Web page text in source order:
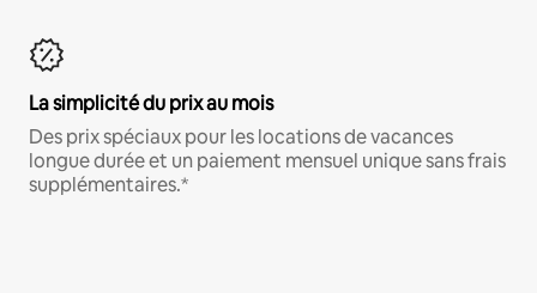
La simplicité du prix au mois
Des prix spéciaux pour les locations de vacances
longue durée et un paiement mensuel unique sans frais
supplémentaires.*